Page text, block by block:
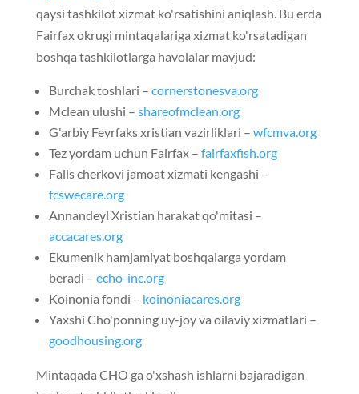
qaysi tashkilot xizmat ko'rsatishini aniqlash. Bu erda
Fairfax okrugi mintaqalariga xizmat ko'rsatadigan
boshqa tashkilotlarga havolalar mavjud:
Burchak toshlari – cornerstonesva.org
Mclean ulushi – shareofmclean.org
G'arbiy Feyrfaks xristian vazirliklari – wfcmva.org
Tez yordam uchun Fairfax – fairfaxfish.org
Falls cherkovi jamoat xizmati kengashi –
fcswecare.org
Annandeyl Xristian harakat qo'mitasi –
accacares.org
Ekumenik hamjamiyat boshqalarga yordam
beradi – echo-inc.org
Koinonia fondi – koinoniacares.org
Yaxshi Cho'ponning uy-joy va oilaviy xizmatlari –
goodhousing.org
Mintaqada CHO ga o'xshash ishlarni bajaradigan